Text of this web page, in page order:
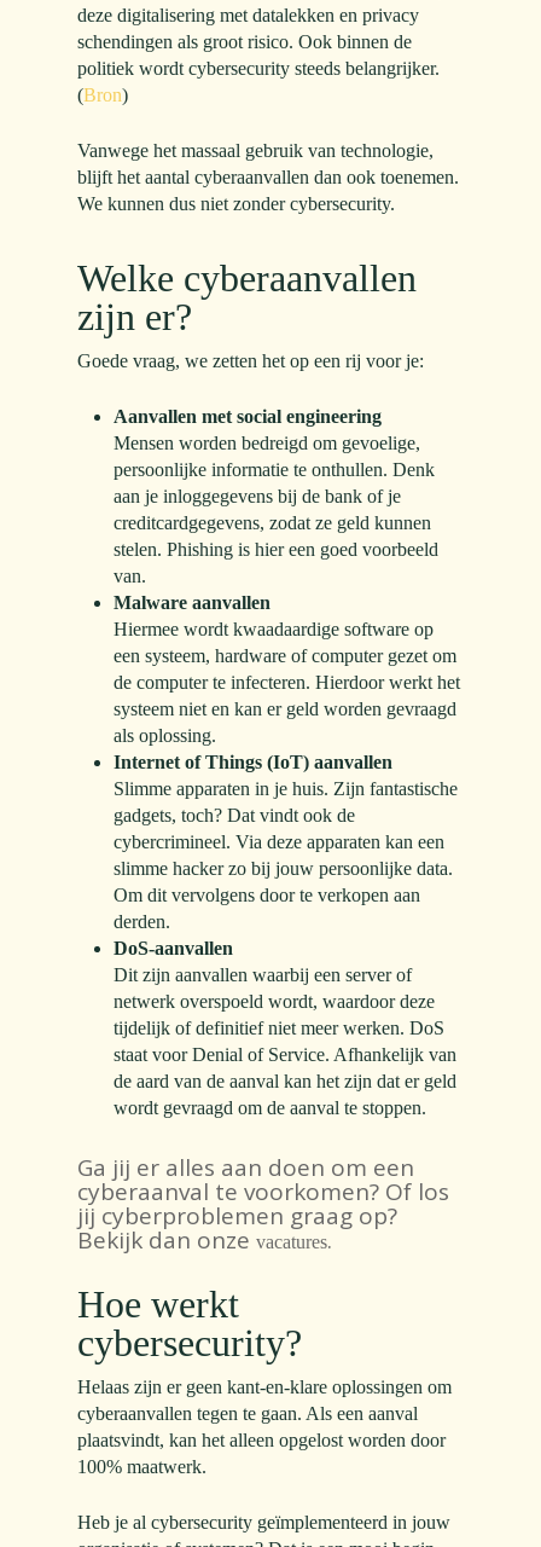
deze digitalisering met datalekken en privacy
schendingen als groot risico. Ook binnen de
politiek wordt cybersecurity steeds belangrijker.
(Bron)
Vanwege het massaal gebruik van technologie,
blijft het aantal cyberaanvallen dan ook toenemen.
We kunnen dus niet zonder cybersecurity.
Welke cyberaanvallen
zijn er?
Goede vraag, we zetten het op een rij voor je:
Aanvallen met social engineering
Mensen worden bedreigd om gevoelige,
persoonlijke informatie te onthullen. Denk
aan je inloggegevens bij de bank of je
creditcardgegevens, zodat ze geld kunnen
stelen. Phishing is hier een goed voorbeeld
van.
Malware aanvallen
Hiermee wordt kwaadaardige software op
een systeem, hardware of computer gezet om
de computer te infecteren. Hierdoor werkt het
systeem niet en kan er geld worden gevraagd
als oplossing.
Internet of Things (IoT) aanvallen
Slimme apparaten in je huis. Zijn fantastische
gadgets, toch? Dat vindt ook de
cybercrimineel. Via deze apparaten kan een
slimme hacker zo bij jouw persoonlijke data.
Om dit vervolgens door te verkopen aan
derden.
DoS-aanvallen
Dit zijn aanvallen waarbij een server of
netwerk overspoeld wordt, waardoor deze
tijdelijk of definitief niet meer werken. DoS
staat voor Denial of Service. Afhankelijk van
de aard van de aanval kan het zijn dat er geld
wordt gevraagd om de aanval te stoppen.
Ga jij er alles aan doen om een
cyberaanval te voorkomen? Of los
jij cyberproblemen graag op?
Bekijk dan onzevacatures.
Hoe werkt
cybersecurity?
Helaas zijn er geen kant-en-klare oplossingen om
cyberaanvallentegen te gaan. Als een aanval
plaatsvindt, kan het alleen opgelost worden door
100% maatwerk.
Heb je al cybersecurity geïmplementeerd in jouw